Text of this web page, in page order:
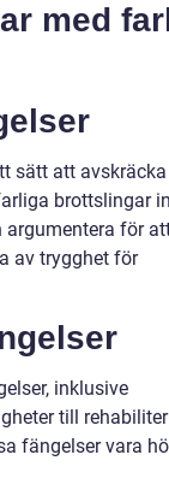
med
sätt att avskräcka
brottslingar
för
av trygghet för
inklusive
till
fängelser vara